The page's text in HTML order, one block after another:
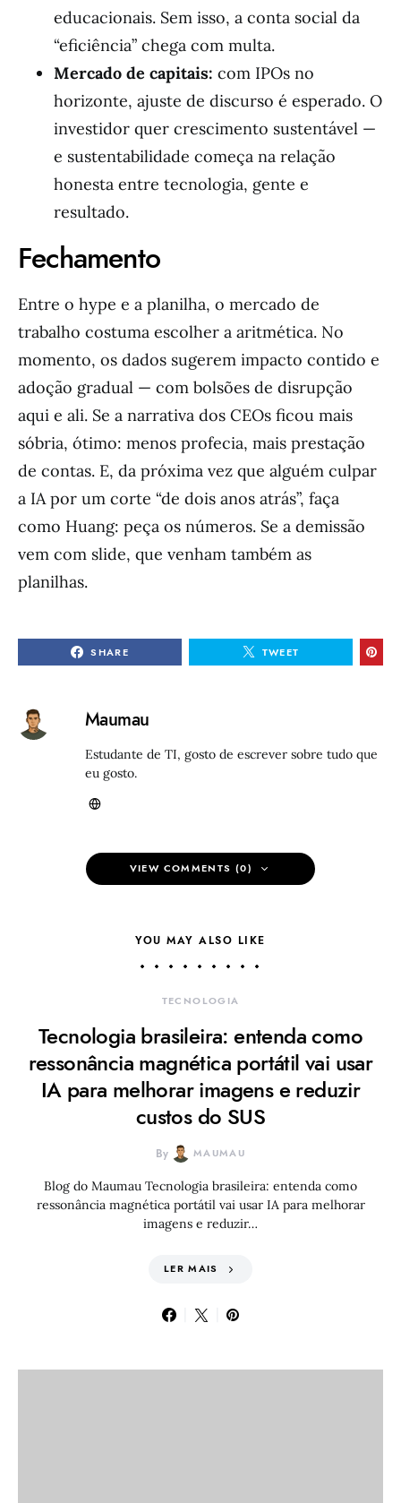
educacionais. Sem isso, a conta social da
“eficiência” chega com multa.
Mercado de capitais: com IPOs no
horizonte, ajuste de discurso é esperado. O
investidor quer crescimento sustentável —
e sustentabilidade começa na relação
honesta entre tecnologia, gente e
resultado.
Fechamento
Entre o hype e a planilha, o mercado de
trabalho costuma escolher a aritmética. No
momento, os dados sugerem impacto contido e
adoção gradual — com bolsões de disrupção
aqui e ali. Se a narrativa dos CEOs ficou mais
sóbria, ótimo: menos profecia, mais prestação
de contas. E, da próxima vez que alguém culpar
a IA por um corte “de dois anos atrás”, faça
como Huang: peça os números. Se a demissão
vem com slide, que venham também as
planilhas.
SHARE TWEET
Maumau
Estudante de TI, gosto de escrever sobre tudo que
eu gosto.
VIEW COMMENTS (0)
YOU MAY ALSO LIKE
TECNOLOGIA
Tecnologia brasileira: entenda como
ressonância magnética portátil vai usar
IA para melhorar imagens e reduzir
custos do SUS
By MAUMAU
Blog do Maumau Tecnologia brasileira: entenda como
ressonância magnética portátil vai usar IA para melhorar
imagens e reduzir…
LER MAIS